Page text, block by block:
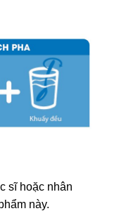
sĩ hoặc nhân
này.